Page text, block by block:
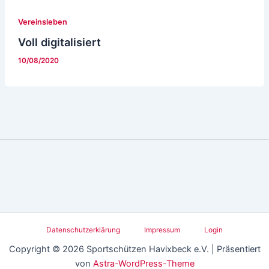
Vereinsleben
Voll digitalisiert
10/08/2020
Datenschutzerklärung Impressum Login
Copyright © 2026 Sportschützen Havixbeck e.V. | Präsentiert
von Astra-WordPress-Theme